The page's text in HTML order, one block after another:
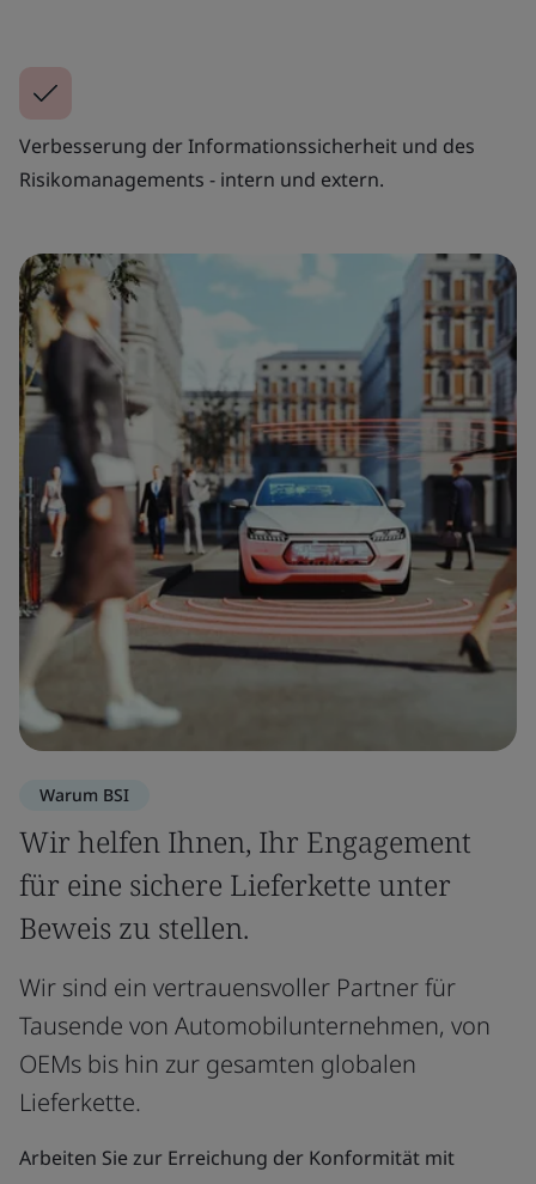
Verbesserung der Informationssicherheit und des
Risikomanagements - intern und extern.
Warum BSI
Wir helfen Ihnen, Ihr Engagement
für eine sichere Lieferkette unter
Beweis zu stellen.
Wir sind ein vertrauensvoller Partner für
Tausende von Automobilunternehmen, von
OEMs bis hin zur gesamten globalen
Lieferkette.
Arbeiten Sie zur Erreichung der Konformität mit